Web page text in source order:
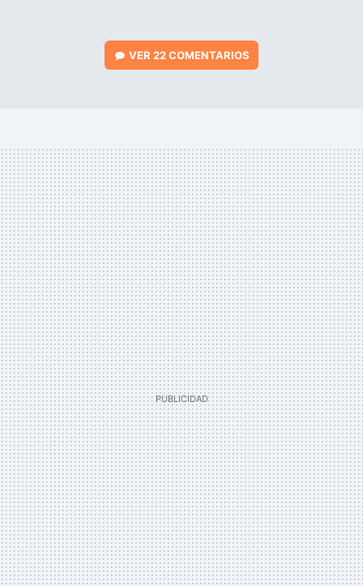
VER22 COMENTARIOS